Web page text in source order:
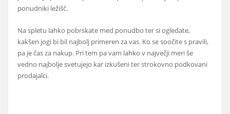
ponudniki ležišč.
Na spletu lahko pobrskate med ponudbo ter si ogledate,
kakšen jogi bi bil najbolj primeren za vas. Ko se soočite s pravili,
pa je čas za nakup. Pri tem pa vam lahko v največji meri še
vedno najbolje svetujejo kar izkušeni ter strokovno podkovani
prodajalci.